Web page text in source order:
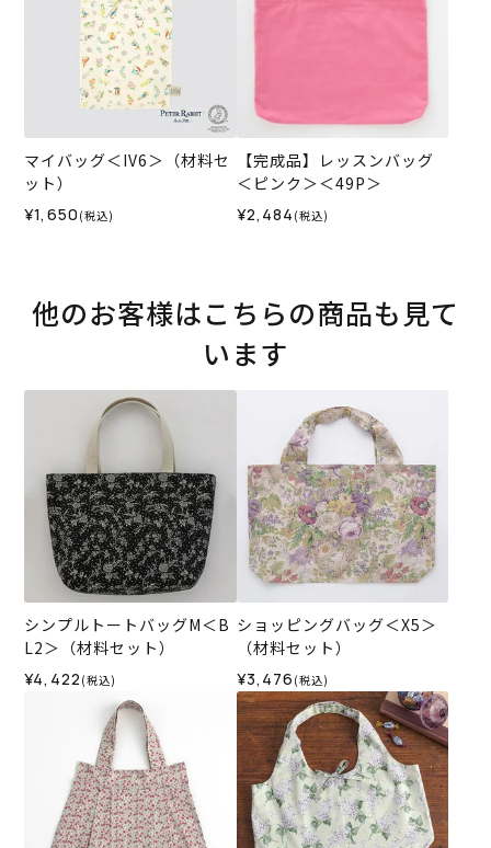
マイバッグ＜IV6＞（材料セ
ット）
¥1,650 (税込)
【完成品】レッスンバッグ
＜ピンク＞＜49P＞
¥2,484 (税込)
他のお客様はこちらの商品も見て
います
シンプルトートバッグM＜B
L2＞（材料セット）
¥4,422 (税込)
ショッピングバッグ＜X5＞
（材料セット）
¥3,476 (税込)